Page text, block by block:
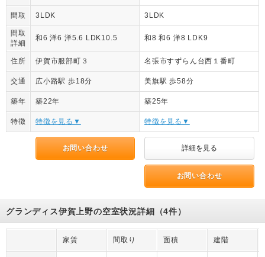
間取 3LDK 3LDK
間取
詳細
和6 洋6 洋5.6 LDK10.5 和8 和6 洋8 LDK9
住所 伊賀市服部町３ 名張市すずらん台西１番町
交通 広小路駅 歩18分 美旗駅 歩58分
築年 築22年 築25年
特徴 特徴を見る▼ 特徴を見る▼
お問い合わせ 詳細を見る
お問い合わせ
グランディス伊賀上野の空室状況詳細（4件）
家賃 間取り 面積 建階